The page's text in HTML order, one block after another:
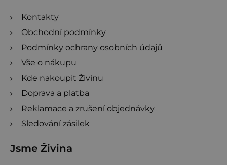
Kontakty
Obchodní podmínky
Podmínky ochrany osobních údajů
Vše o nákupu
Kde nakoupit Živinu
Doprava a platba
Reklamace a zrušení objednávky
Sledování zásilek
Jsme Živina